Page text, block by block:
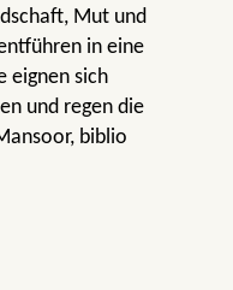
Mut und
in eine
eignen sich
und regen die
biblio